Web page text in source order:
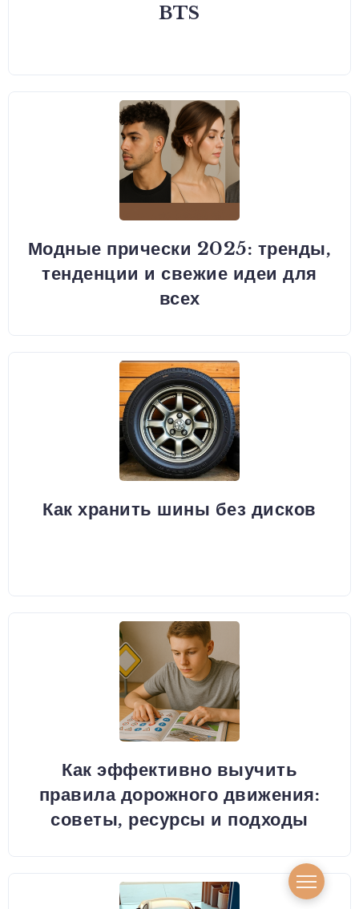
BTS
Модные прически 2025: тренды,
тенденции и свежие идеи для
всех
Как хранить шины без дисков
Как эффективно выучить
правила дорожного движения:
советы, ресурсы и подходы